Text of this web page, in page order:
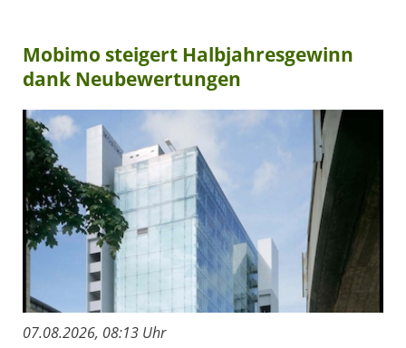
Mobimo steigert Halbjahresgewinn
dank Neubewertungen
07.08.2026, 08:13 Uhr